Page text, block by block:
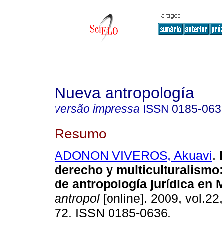
Nueva antropología
versão impressa ISSN 0185-
Resumo
ADONON VIVEROS, Akuavi.
derecho y multiculturalismo
de antropología jurídica en
antropol [online]. 2009,
72. ISSN 0185-0636.